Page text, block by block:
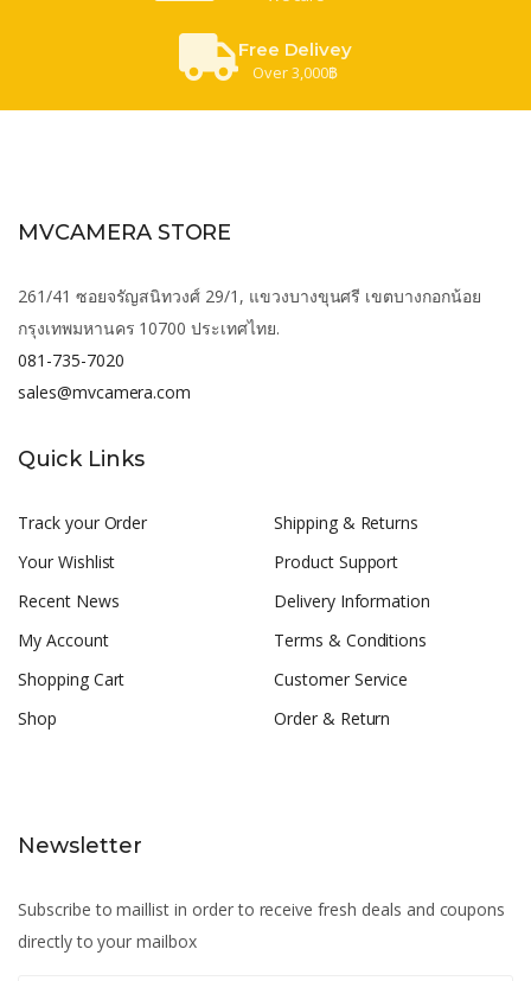
Free Delivey
Over 3,000฿
MVCAMERA STORE
261/41 ซอยจรัญสนิทวงศ์ 29/1, แขวงบางขุนศรี เขตบางกอกน้อย
กรุงเทพมหานคร 10700 ประเทศไทย.
081-735-7020
sales@mvcamera.com
Quick Links
Track your Order
Your Wishlist
Recent News
My Account
Shopping Cart
Shop
Shipping & Returns
Product Support
Delivery Information
Terms & Conditions
Customer Service
Order & Return
Newsletter
Subscribe to maillist in order to receive fresh deals and coupons
directly to your mailbox